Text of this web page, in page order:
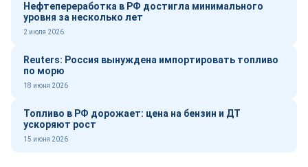
Нефтепереработка в РФ достигла минимального
уровня за несколько лет
2 июля 2026
Reuters: Россия вынуждена импортировать топливо
по морю
18 июня 2026
Топливо в РФ дорожает: цена на бензин и ДТ
ускоряют рост
15 июня 2026